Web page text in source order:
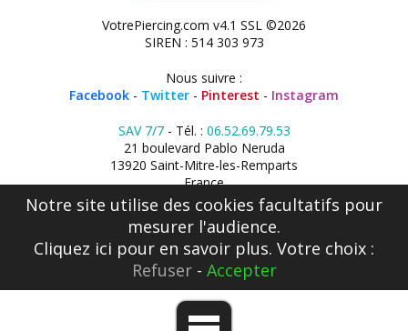
VotrePiercing.com v4.1 SSL ©2026
SIREN : 514 303 973
Nous suivre :
Facebook - Twitter - Pinterest - Instagram
SAV 7/7- Tél. : 06.52.69.79.53
21 boulevard Pablo Neruda
13920 Saint-Mitre-les-Remparts
France
Notre site utilise des cookies facultatifs pour
mesurer l'audience.
Cliquez ici pour en savoir plus. Votre choix :
Refuser- Accepter